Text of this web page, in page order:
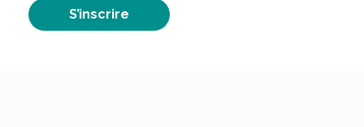
S’inscrire